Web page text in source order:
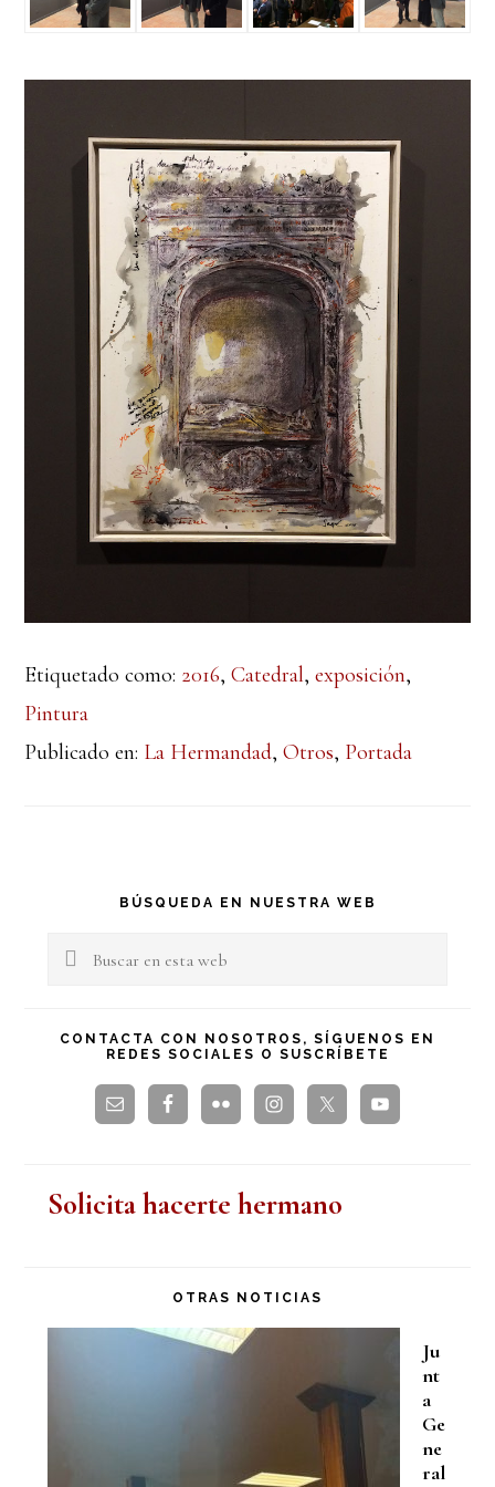
Etiquetado como: 2016,Catedral,exposición,
Pintura
Publicado en: La Hermandad,Otros, Portada
Barra
lateral
BÚSQUEDA EN NUESTRA WEB
Buscar
esta
CONTACTA CON NOSOTROS, SÍGUENOS EN
REDES SOCIALES O SUSCRÍBETE
Solicita hacerte hermano
OTRAS NOTICIAS
Ju
nt
a
Ge
ne
ral